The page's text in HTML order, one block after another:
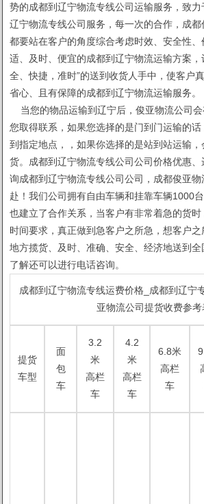
势的成都到辽宁物流专线公司运输服务，致力
辽宁物流专线公司服务，每一次的合作，成
都要站在客户的角度综合考虑时效、安全性
适、及时、便宜的成都到辽宁物流运输方案，
全、快捷，准时”的送到收货人手中，使客户
省心、且有保障的成都到辽宁物流运输服务。
当您的物品运输到辽宁后，俊亚物流公司
您取得联系，如果您选择的是门到门运输的
到指定地点，，如果你选择的是站到站运输
货。成都到辽宁物流专线公司公司价格优惠
询成都到辽宁物流专线公司公司，成都俊亚物
赴！我们公司拥有自由车辆和挂靠车辆1000
也建立了合作关系，当客户有非常着急的货
时间要求，真正做到急客户之所急，想客户
地方揽货、及时、准确、安全、经济地送到
了解还可以进行电话咨询。
成都到辽宁物流专线运费价格_成都到辽宁
亚物流公司提货收费参考
提货
车型
面
包
车
3.2
米
高栏
车
4.2
米
高栏
车
6.8米
高栏
车